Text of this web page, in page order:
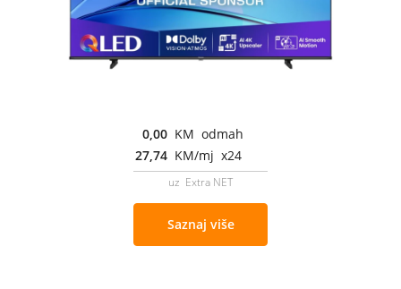
0,00 KM odmah
27,74 KM/mj x24
uz Extra NET
Saznaj više